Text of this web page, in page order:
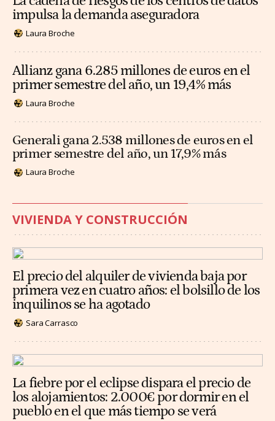
impulsa la demanda aseguradora
Laura Broche
Allianz gana 6.285 millones de euros en el
primer semestre del año, un 19,4% más
Laura Broche
Generali gana 2.538 millones de euros en el
primer semestre del año, un 17,9% más
Laura Broche
VIVIENDA Y CONSTRUCCIÓN
El precio del alquiler de vivienda baja por
primera vez en cuatro años: el bolsillo de los
inquilinos se ha agotado
Sara Carrasco
La fiebre por el eclipse dispara el precio de
los alojamientos: 2.000€ por dormir en el
pueblo en el que más tiempo se verá